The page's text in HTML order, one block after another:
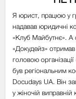
Я юрист, працюю у
надавав юридичні
«Клуб Майбутнє». А
«Докудейз»
головою
був регіональним
Docudays UA. Він
у жіночій